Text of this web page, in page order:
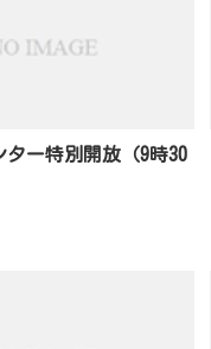
ター特別開放（9時30